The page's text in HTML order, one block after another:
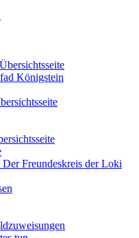
Königstein
Freundeskreis der Loki